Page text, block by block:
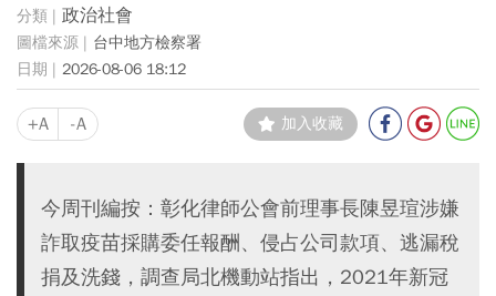
政治社會
台中地方檢察署
2026-08-06 18:12
+A -A 加入收藏
今周刊編按：彰化律師公會前理事長陳昱瑄涉嫌
詐取疫苗採購委任報酬、侵占公司款項、逃漏稅
捐及洗錢，調查局北機動站指出，2021年新冠